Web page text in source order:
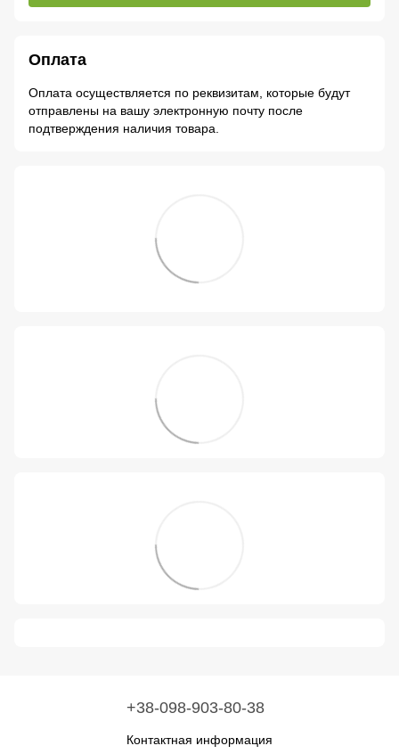
Оплата
Оплата осуществляется по реквизитам, которые будут
отправлены на вашу электронную почту после
подтверждения наличия товара.
+38-098-903-80-38
Контактная информация